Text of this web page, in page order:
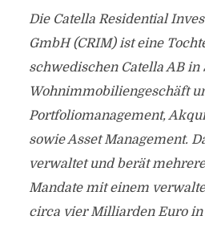
Die Catella Residential
GmbH (CRIM) ist eine
schwedischen Catella AB
Wohnimmobiliengeschäft
Portfoliomanagement,
sowie Asset Management.
verwaltet und berät
Mandate mit einem
circa vier Milliarden Euro